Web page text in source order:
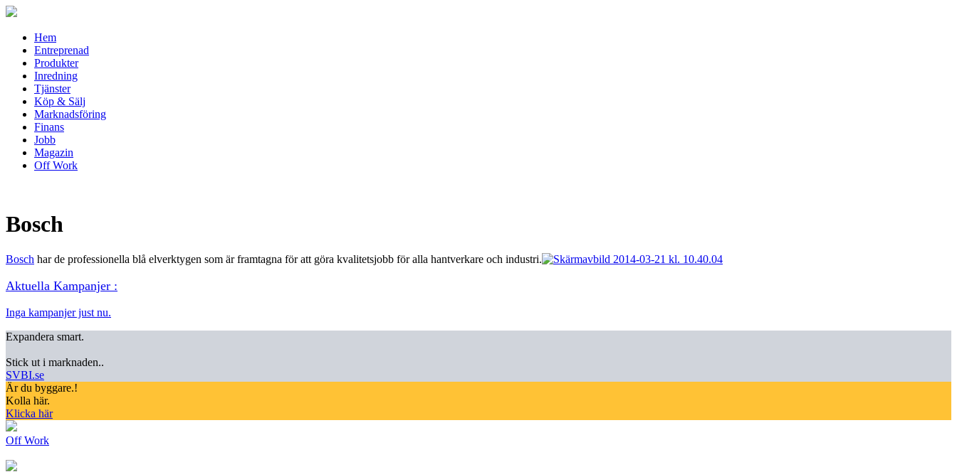
Hem
Entreprenad
Produkter
Inredning
Tjänster
Köp & Sälj
Marknadsföring
Finans
Jobb
Magazin
Off Work
Bosch
Bosch har de professionella blå elverktygen som är framtagna för att göra kvalitetsjobb för alla hantverkare och industri.
Aktuella Kampanjer :
Inga kampanjer just nu.
Expandera smart.
Stick ut i marknaden..
SVBI.se
Är du byggare.!
Kolla här.
Klicka här
Off Work